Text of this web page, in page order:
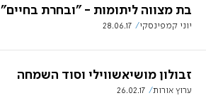
בת מצווה ליתומות - "ובחרת בחיים"
יוני קמפינסקי 28.06.17
זבולון מושיאשווילי וסוד השמחה
ערוץ אורות 26.02.17